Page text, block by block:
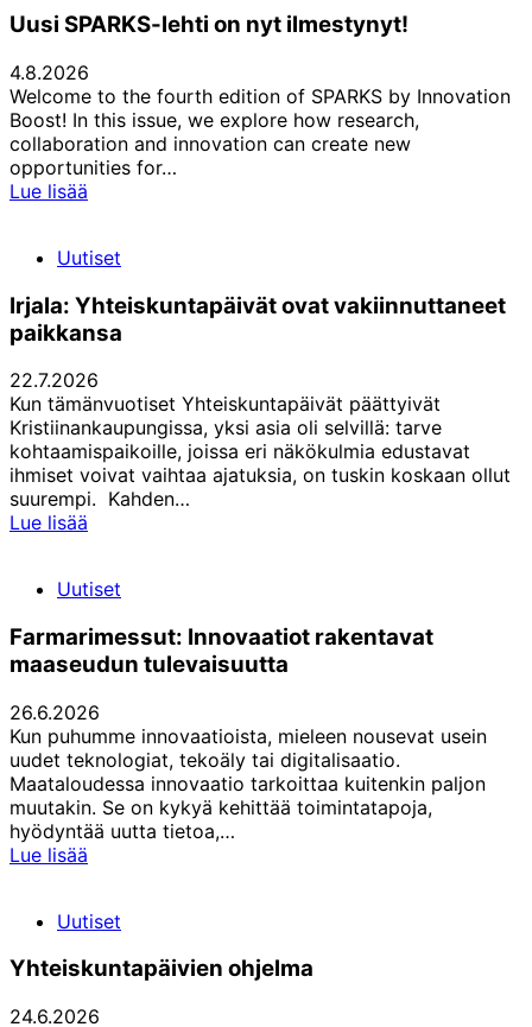
Uusi SPARKS-lehti on nyt ilmestynyt!
4.8.2026
Welcome to the fourth edition of SPARKS by Innovation
Boost! In this issue, we explore how research,
collaboration and innovation can create new
opportunities for…
Lue lisää
on
ilmestynyt!
Uutiset
Irjala: Yhteiskuntapäivät ovat vakiinnuttaneet
paikkansa
22.7.2026
Kun tämänvuotiset Yhteiskuntapäivät päättyivät
Kristiinankaupungissa, yksi asia oli selvillä: tarve
kohtaamispaikoille, joissa eri näkökulmia edustavat
ihmiset voivat vaihtaa ajatuksia, on tuskin koskaan ollut
suurempi. Kahden…
Lue lisää
vakiinnuttaneet
Uutiset
Farmarimessut: Innovaatiot rakentavat
maaseudun tulevaisuutta
26.6.2026
Kun puhumme innovaatioista, mieleen nousevat usein
uudet teknologiat, tekoäly tai digitalisaatio.
Maataloudessa innovaatio tarkoittaa kuitenkin paljon
muutakin. Se on kykyä kehittää toimintatapoja,
hyödyntää uutta tietoa,…
Lue lisää
maaseudun
Uutiset
Yhteiskuntapäivien ohjelma
24.6.2026